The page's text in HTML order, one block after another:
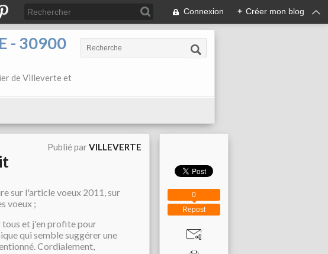
Connexion + Créer mon blog
- 30900
de Villeverte et
Publié parVILLEVERTE
sur l'article voeux 2011, sur
voeux ;
tous et j'en profite pour
qui semble suggérer une
Cordialement,
Repost
0